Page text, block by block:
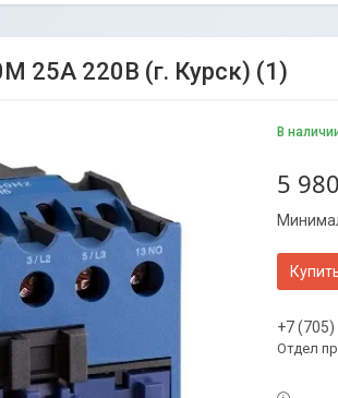
25А 220В (г. Курск) (1)
В
5
+7
Отдел